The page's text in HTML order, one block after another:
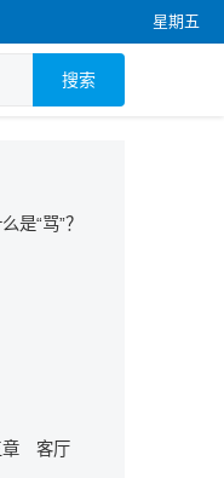
星期五
搜索
是“骂”？
章 客厅